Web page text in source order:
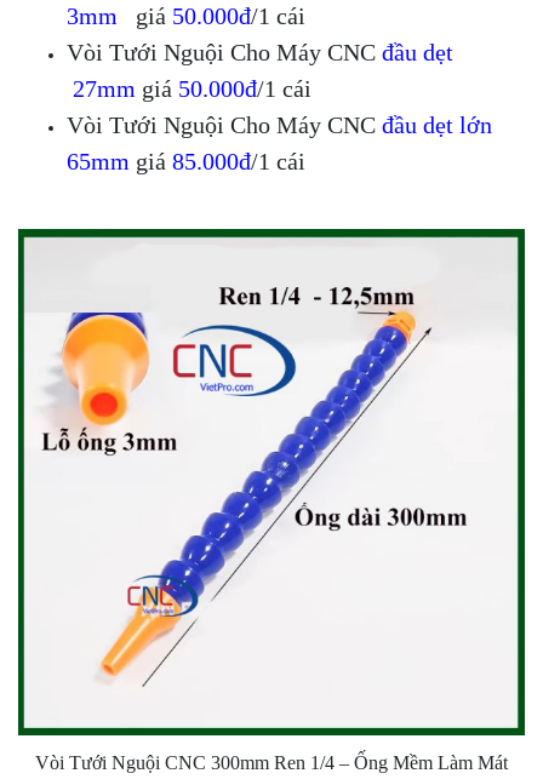
3mm giá 50.000đ/1 cái
Vòi Tưới Nguội Cho Máy CNC đầu dẹt
27mm giá 50.000đ/1 cái
Vòi Tưới Nguội Cho Máy CNC đầu dẹt lớn
65mm giá 85.000đ/1 cái
Vòi Tưới Nguội CNC 300mm Ren 1/4 – Ống Mềm Làm Mát